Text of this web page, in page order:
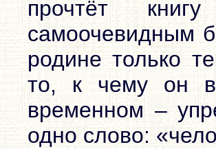
прочтёт
самоочевидным
родине только
то, к чему он
временном –
одно слово: